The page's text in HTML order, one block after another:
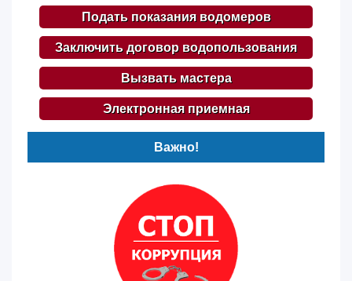
Подать показания водомеров
Заключить договор водопользования
Вызвать мастера
Электронная приемная
Важно!